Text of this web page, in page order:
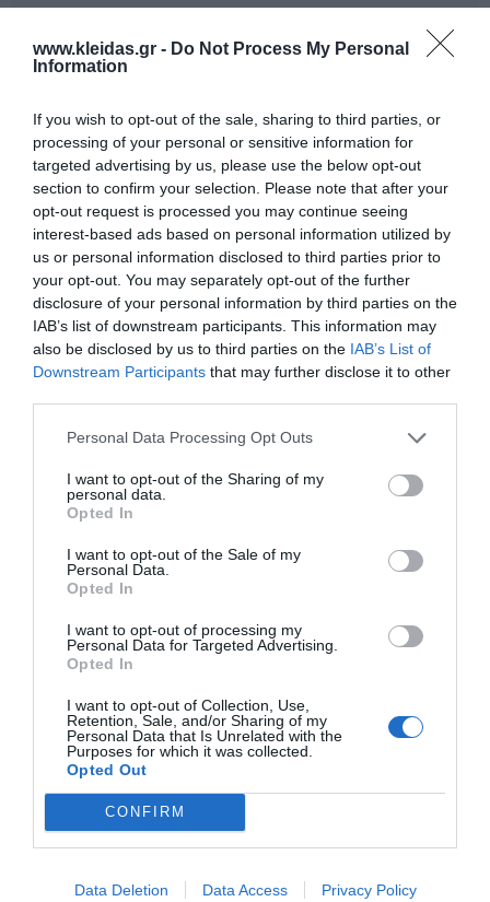
www.kleidas.gr - Do Not Process My Personal
Information
If you wish to opt-out of the sale, sharing to third parties, or
processing of your personal or sensitive information for
targeted advertising by us, please use the below opt-out
section to confirm your selection. Please note that after your
opt-out request is processed you may continue seeing
interest-based ads based on personal information utilized by
us or personal information disclosed to third parties prior to
your opt-out. You may separately opt-out of the further
disclosure of your personal information by third parties on the
IAB’s list of downstream participants. This information may
also be disclosed by us to third parties on the IAB’s List of
Downstream Participants that may further disclose it to other
Personal Data Processing Opt Outs
I want to opt-out of the Sharing of my
personal data.
Opted In
I want to opt-out of the Sale of my
Personal Data.
Opted In
I want to opt-out of processing my
Personal Data for Targeted Advertising.
Opted In
I want to opt-out of Collection, Use,
Retention, Sale, and/or Sharing of my
Personal Data that Is Unrelated with the
Purposes for which it was collected.
Opted Out
CONFIRM
Data Deletion Data Access Privacy Policy
Από το 1994, η αγγλικήLearning Resourcesηγείται
στον χώρο των εκπαιδευτικών παιχνιδιών,
προσφέροντας βιωματικές εμπειρίες που εμπνέουν
τα παιδιά. Με το τρίπτυχοΠοιότητα - Πάθος -
Διασκέδαση
, η εταιρεία δημιουργεί εργαλεία για το
σχολείο και το σπίτι που μετατρέπουν τη γνώση σε
μια συναρπαστική περιπέτεια εξερεύνησης. Στόχος
μάθηση, βοηθώντας κάθε παιδί να ανακαλύψει τον
παιχνίδι.
Σχετικά προϊόντα